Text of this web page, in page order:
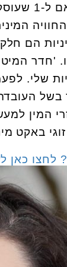
, בת 46,
הם
'חדר
שלי.
בשל
המין
באקט
לחצו כאן